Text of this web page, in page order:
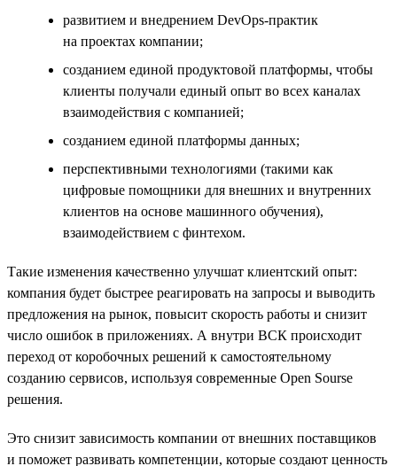
развитием и внедрением DevOps-практик
на проектах компании;
созданием единой продуктовой платформы, чтобы
клиенты получали единый опыт во всех каналах
взаимодействия с компанией;
созданием единой платформы данных;
перспективными технологиями (такими как
цифровые помощники для внешних и внутренних
клиентов на основе машинного обучения),
взаимодействием с финтехом.
Такие изменения качественно улучшат клиентский опыт:
компания будет быстрее реагировать на запросы и выводить
предложения на рынок, повысит скорость работы и снизит
число ошибок в приложениях. А внутри ВСК происходит
переход от коробочных решений к самостоятельному
созданию сервисов, используя современные Open Sourse
решения.
Это снизит зависимость компании от внешних поставщиков
и поможет развивать компетенции, которые создают ценность